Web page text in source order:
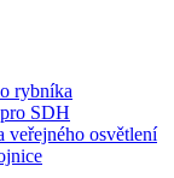
rybníka
SDH
veřejného osvětlení